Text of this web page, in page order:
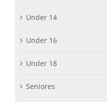
Under 14
Under 16
Under 18
Seniores